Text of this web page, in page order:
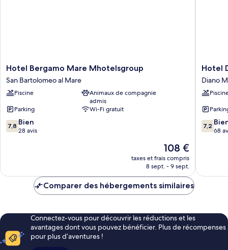
Hotel
Bergamo
Mare
Mhotelsgroup
Bartolomeo
al
Mare
Hotel Bergamo Mare Mhotelsgroup
San Bartolomeo al Mare
Piscine
Animaux de compagnie
admis
Parking
Wi-Fi gratuit
7.8
sur
7,8 Bien
28 avis
Le
nouveau
prix
de
108 €
taxes et frais compris
8 sept. - 9 sept.
Hotel
Diano
Marina
Marina
Hotel
Diano
7.2
sur
7,2
68
Comparer des hébergements similaires
Connectez-vous pour découvrir les réductions et les
avantages dont vous pouvez bénéficier. Plus de récompenses
pour plus d’aventures !